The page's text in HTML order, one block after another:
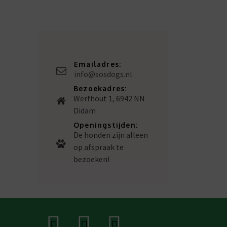
Emailadres:
info@sosdogs.nl
Bezoekadres:
Werfhout 1, 6942 NN
Didam
Openingstijden:
De honden zijn alleen
op afspraak te
bezoeken!